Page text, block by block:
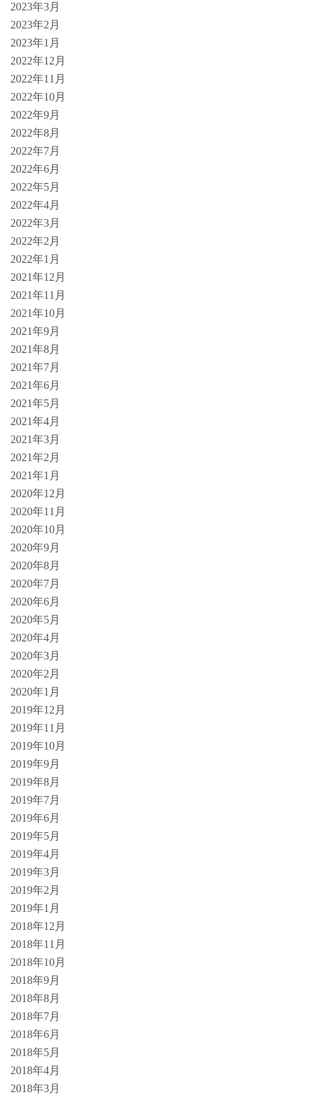
2023年3月
2023年2月
2023年1月
2022年12月
2022年11月
2022年10月
2022年9月
2022年8月
2022年7月
2022年6月
2022年5月
2022年4月
2022年3月
2022年2月
2022年1月
2021年12月
2021年11月
2021年10月
2021年9月
2021年8月
2021年7月
2021年6月
2021年5月
2021年4月
2021年3月
2021年2月
2021年1月
2020年12月
2020年11月
2020年10月
2020年9月
2020年8月
2020年7月
2020年6月
2020年5月
2020年4月
2020年3月
2020年2月
2020年1月
2019年12月
2019年11月
2019年10月
2019年9月
2019年8月
2019年7月
2019年6月
2019年5月
2019年4月
2019年3月
2019年2月
2019年1月
2018年12月
2018年11月
2018年10月
2018年9月
2018年8月
2018年7月
2018年6月
2018年5月
2018年4月
2018年3月